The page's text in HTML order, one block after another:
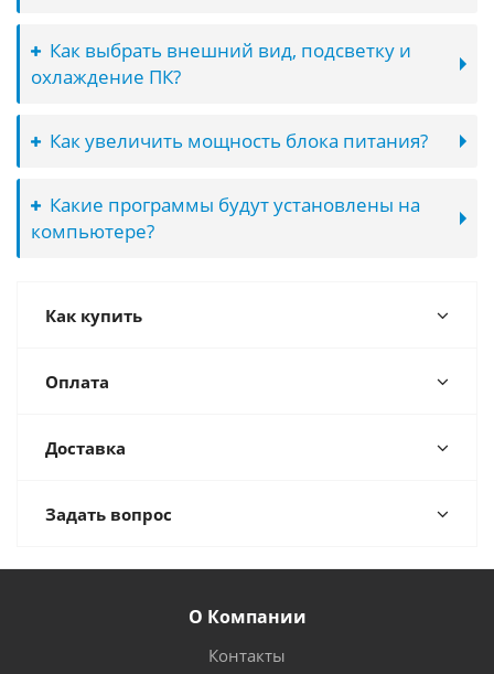
Как выбрать внешний вид, подсветку и
охлаждение ПК?
Как увеличить мощность блока питания?
Какие программы будут установлены на
компьютере?
Как купить
Оплата
Доставка
Задать вопрос
О Компании
Контакты